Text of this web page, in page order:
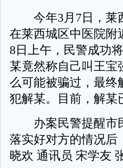
今年3月7日，莱
在莱西城区中医院附
8日上午，民警成功
某竟然称自己叫王宝
么可能被骗过，最终
犯解某。目前，解某
办案民警提醒市民
落实好对方的情况后
晓欢 通讯员 宋学友